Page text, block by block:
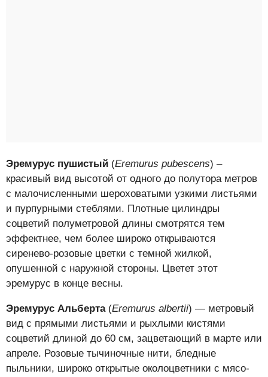
Эремурус пушистый (Eremurus pubescens) –
красивый вид высотой от одного до полутора метров
с малочисленными шероховатыми узкими листьями
и пурпурными стеблями. Плотные цилиндры
соцветий полуметровой длины смотрятся тем
эффектнее, чем более широко открываются
сиренево-розовые цветки с темной жилкой,
опушенной с наружной стороны. Цветет этот
эремурус в конце весны.
Эремурус Альберта(Eremurus albertii) — метровый
вид с прямыми листьями и рыхлыми кистями
соцветий длиной до 60 см, зацветающий в марте или
апреле. Розовые тычиночные нити, бледные
пыльники, широко открытые околоцветники с мясо-